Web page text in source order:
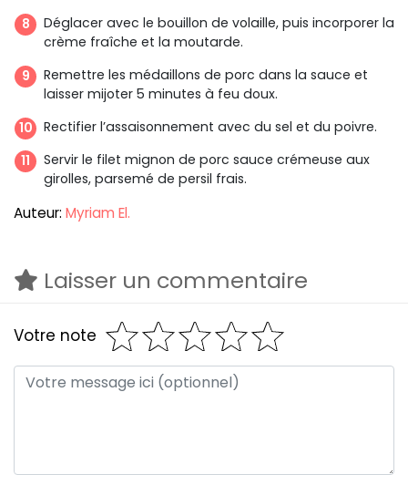
Déglacer avec le bouillon de volaille, puis incorporer la
crème fraîche et la moutarde.
Remettre les médaillons de porc dans la sauce et
laisser mijoter 5 minutes à feu doux.
Rectifier l’assaisonnement avec du sel et du poivre.
Servir le filet mignon de porc sauce crémeuse aux
girolles, parsemé de persil frais.
Auteur: Myriam El.
Laisser un commentaire
Votre note